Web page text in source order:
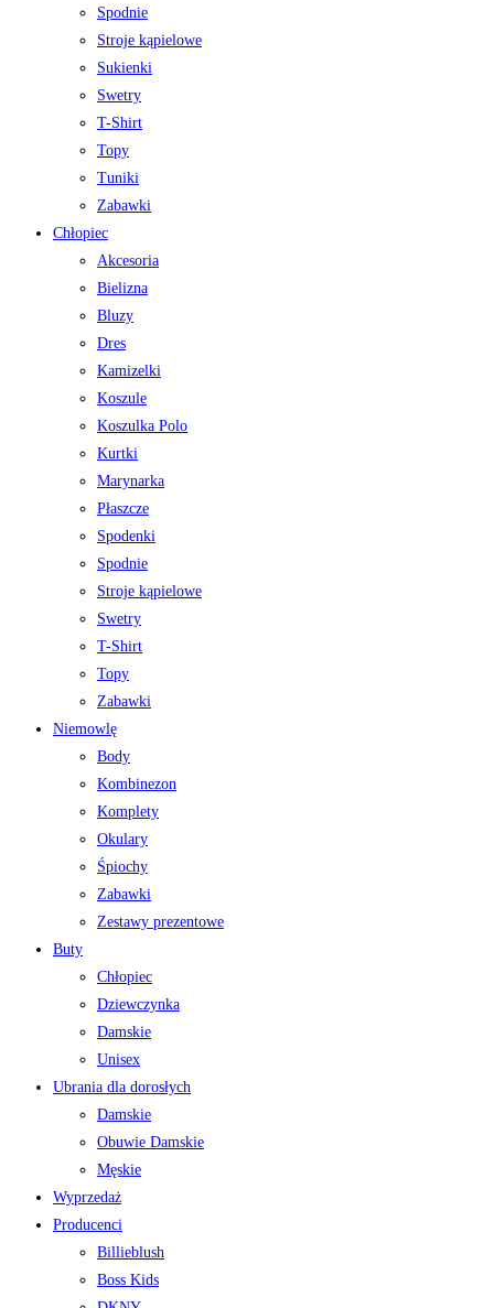
Spodnie
Stroje kąpielowe
Sukienki
Swetry
T-Shirt
Topy
Tuniki
Zabawki
Chłopiec
Akcesoria
Bielizna
Bluzy
Dres
Kamizelki
Koszule
Koszulka Polo
Kurtki
Marynarka
Płaszcze
Spodenki
Spodnie
Stroje kąpielowe
Swetry
T-Shirt
Topy
Zabawki
Niemowlę
Body
Kombinezon
Komplety
Okulary
Śpiochy
Zabawki
Zestawy prezentowe
Buty
Chłopiec
Dziewczynka
Damskie
Unisex
Ubrania dla dorosłych
Damskie
Obuwie Damskie
Męskie
Wyprzedaż
Producenci
Billieblush
Boss Kids